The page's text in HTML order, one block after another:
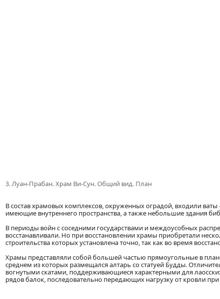
3. Луан-Прабан. Храм Ви-Сун. Общий вид. План
В состав храмовых комплексов, окруженных оградой, входили
имеющие внутреннего пространства, а также небольшие здания
В периоды войн с соседними государствами и междоусобных
восстанавливали. Но при восстановлении храмы приобретали
строительства которых установлена точно, так как во время
Храмы представляли собой большей частью прямоугольные в
среднем из которых размещался алтарь со статуей Будды.
вогнутыми скатами, поддерживающиеся характерными для
рядов балок, последовательно передающих нагрузку от кровли